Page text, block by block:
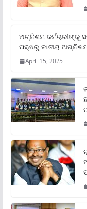
ଅଗ୍ନିଶମ କର୍ମଚାରୀଙ୍କୁ
ପକ୍ଷରୁ ଜାତୀୟ ଅଗ୍ନିଶମ
April 15, 2025